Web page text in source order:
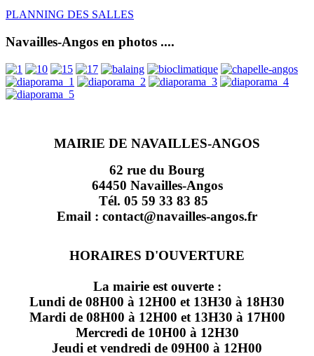
PLANNING DES SALLES
Navailles-Angos en photos ....
MAIRIE DE NAVAILLES-ANGOS
62 rue du Bourg
64450 Navailles-Angos
Tél. 05 59 33 83 85
Email : contact@navailles-angos.fr
HORAIRES D'OUVERTURE
La mairie est ouverte :
Lundi de 08H00 à 12H00 et 13H30 à 18H30
Mardi de 08H00 à 12H00 et 13H30 à 17H00
Mercredi de 10H00 à 12H30
Jeudi et vendredi de 09H00 à 12H00